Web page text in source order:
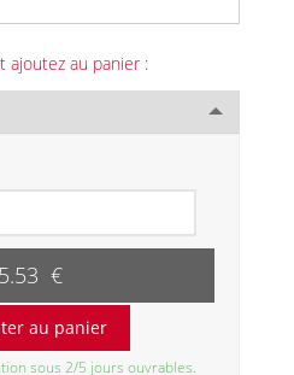
ajoutez au panier :
€
sous 2/5 jours ouvrables.